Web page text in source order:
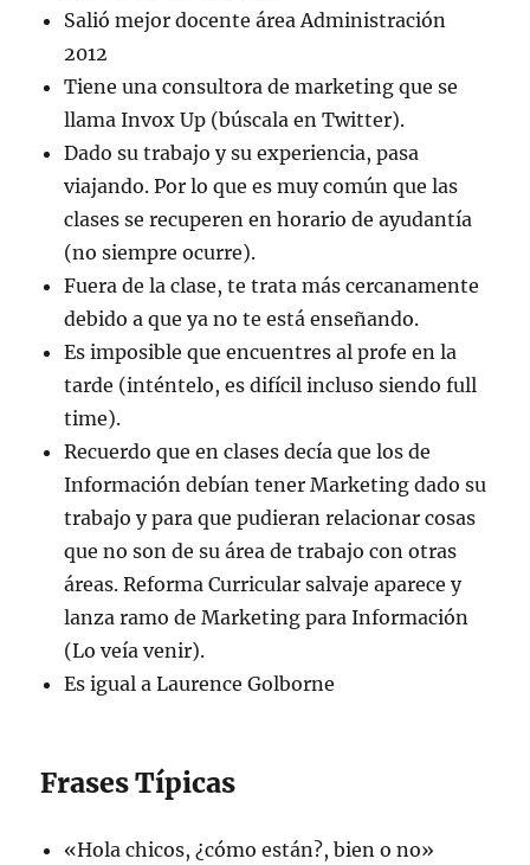
Salió mejor docente área Administración
2012
Tiene una consultora de marketing que se
llama Invox Up (búscala en Twitter).
Dado su trabajo y su experiencia, pasa
viajando. Por lo que es muy común que las
clases se recuperen en horario de ayudantía
(no siempre ocurre).
Fuera de la clase, te trata más cercanamente
debido a que ya no te está enseñando.
Es imposible que encuentres al profe en la
tarde (inténtelo, es difícil incluso siendo full
time).
Recuerdo que en clases decía que los de
Información debían tener Marketing dado su
trabajo y para que pudieran relacionar cosas
que no son de su área de trabajo con otras
áreas. Reforma Curricular salvaje aparece y
lanza ramo de Marketing para Información
(Lo veía venir).
Es igual a Laurence Golborne
Frases Típicas
«Hola chicos, ¿cómo están?, bien o no»